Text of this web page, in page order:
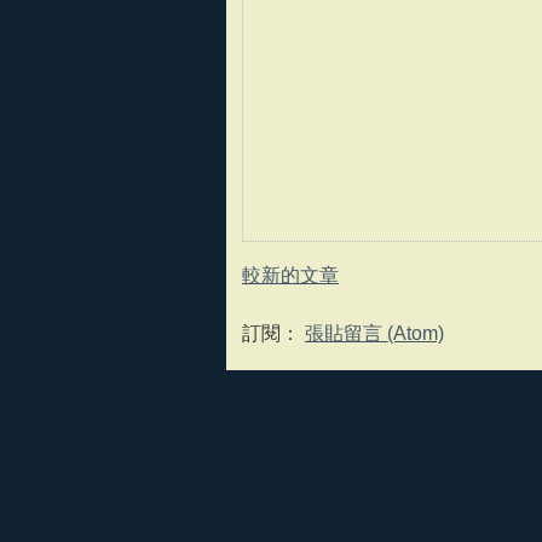
較新的文章
訂閱： 張貼留言 (Atom)